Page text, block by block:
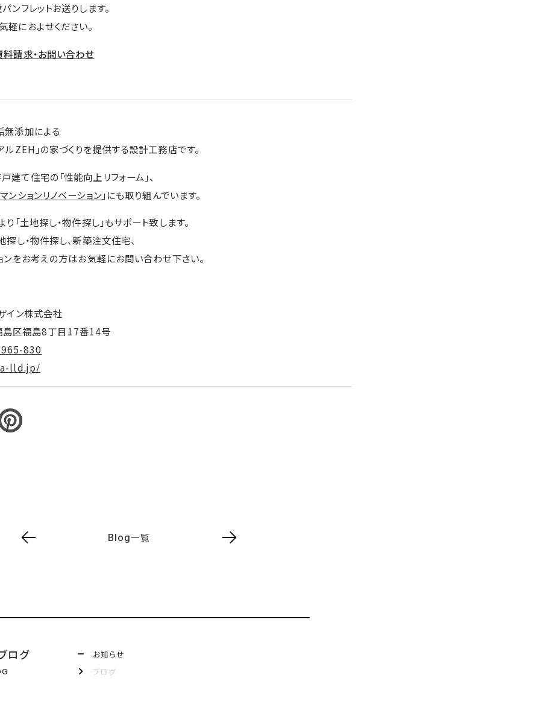
ンフレットお送りします。
におよせください。
料請求・お問い合わせ
添加による
ルZEH」の家づくりを提供する設計工務店です。
て住宅の「性能向上リフォーム」、
ンションリノベーション 」にも取り組んでいます。
り「土地探し・物件探し」もサポート致します。
探し・物件探し、新築注文住宅、
ンをお考えの方はお気軽にお問い合わせ下さい。
イン株式会社
区福島8丁目17番14号
830
lld.jp/
Blog一覧
ログ
お知らせ
ブログ